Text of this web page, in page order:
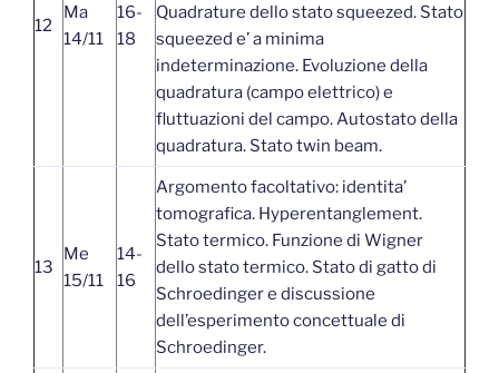
12
Ma
14/11
16-
18
Quadrature dello stato squeezed. Stato
squeezed e’ a minima
indeterminazione. Evoluzione della
quadratura (campo elettrico) e
fluttuazioni del campo. Autostato della
quadratura. Stato twin beam.
13
Me
15/11
14-
16
Argomento facoltativo: identita’
tomografica. Hyperentanglement.
Stato termico. Funzione di Wigner
dello stato termico. Stato di gatto di
Schroedinger e discussione
dell’esperimento concettuale di
Schroedinger.